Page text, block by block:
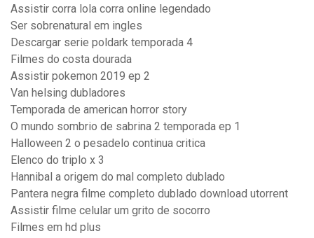
Assistir corra lola corra online legendado
Ser sobrenatural em ingles
Descargar serie poldark temporada 4
Filmes do costa dourada
Assistir pokemon 2019 ep 2
Van helsing dubladores
Temporada de american horror story
O mundo sombrio de sabrina 2 temporada ep 1
Halloween 2 o pesadelo continua critica
Elenco do triplo x 3
Hannibal a origem do mal completo dublado
Pantera negra filme completo dublado download utorrent
Assistir filme celular um grito de socorro
Filmes em hd plus